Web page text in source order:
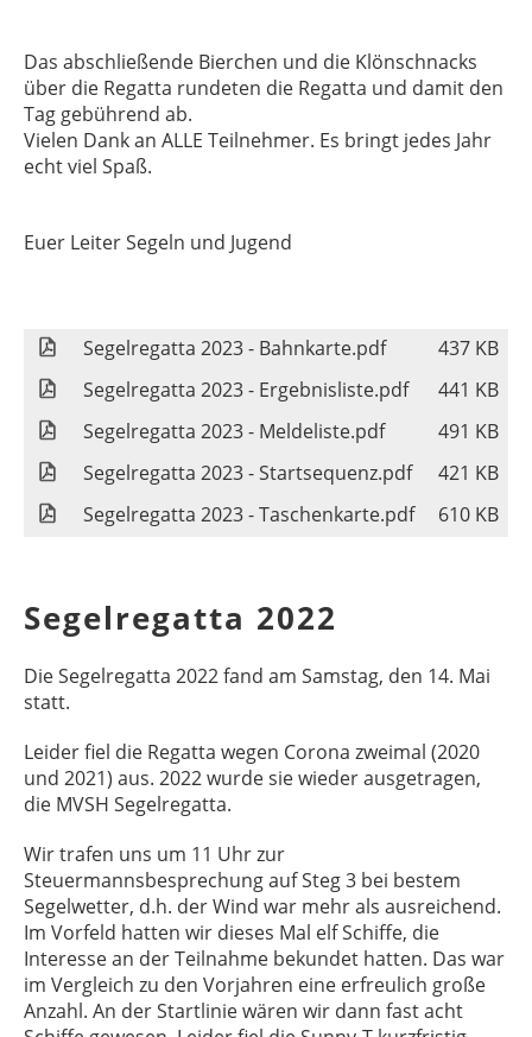
Das abschließende Bierchen und die Klönschnacks
über die Regatta rundeten die Regatta und damit den
Tag gebührend ab.
Vielen Dank an ALLE Teilnehmer. Es bringt jedes Jahr
echt viel Spaß.
Euer Leiter Segeln und Jugend
Segelregatta 2023 - Bahnkarte.pdf
437 KB
Segelregatta 2023 - Ergebnisliste.pdf
441 KB
Segelregatta 2023 - Meldeliste.pdf
491 KB
Segelregatta 2023 - Startsequenz.pdf
421 KB
Segelregatta 2023 - Taschenkarte.pdf
610 KB
Segelregatta 2022
Die Segelregatta 2022 fand am Samstag, den 14. Mai
statt.
Leider fiel die Regatta wegen Corona zweimal (2020
und 2021) aus. 2022 wurde sie wieder ausgetragen,
die MVSH Segelregatta.
Wir trafen uns um 11 Uhr zur
Steuermannsbesprechung auf Steg 3 bei bestem
Segelwetter, d.h. der Wind war mehr als ausreichend.
Im Vorfeld hatten wir dieses Mal elf Schiffe, die
Interesse an der Teilnahme bekundet hatten. Das war
im Vergleich zu den Vorjahren eine erfreulich große
Anzahl. An der Startlinie wären wir dann fast acht